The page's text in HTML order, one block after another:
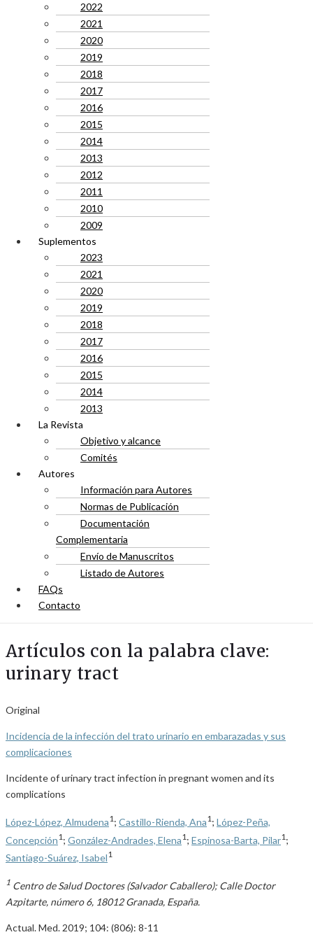
2022
2021
2020
2019
2018
2017
2016
2015
2014
2013
2012
2011
2010
2009
Suplementos
2023
2021
2020
2019
2018
2017
2016
2015
2014
2013
La Revista
Objetivo y alcance
Comités
Autores
Información para Autores
Normas de Publicación
Documentación
Complementaria
Envío de Manuscritos
Listado de Autores
FAQs
Contacto
Artículos con la palabra clave:
urinary tract
Original
Incidencia de la infección del trato urinario en embarazadas y sus
complicaciones
Incidente of urinary tract infection in pregnant women and its
complications
López-López, Almudena1 ; Castillo-Rienda, Ana1 ; López-Peña,
Concepción1 ; González-Andrades, Elena1 ; Espinosa-Barta, Pilar1 ;
Santiago-Suárez, Isabel1
1 Centro de Salud Doctores (Salvador Caballero); Calle Doctor
Azpitarte, número 6, 18012 Granada, España.
Actual. Med. 2019; 104: (806): 8-11